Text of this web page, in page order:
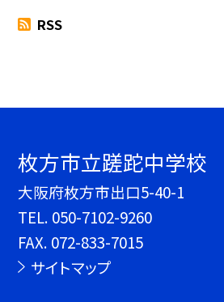
RSS
枚方市立蹉跎中学校
大阪府枚方市出口5-40-1
TEL. 050-7102-9260
FAX. 072-833-7015
サイトマップ